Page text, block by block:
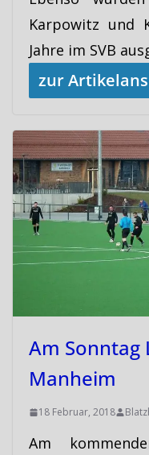
Karpowitz und
Jahre im SVB
zur
Am Sonntag
Manheim
18 Februar, 2018
Am